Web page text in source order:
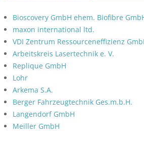
Bioscovery GmbH ehem. Biofibre
maxon international ltd.
VDI Zentrum Ressourceneffizienz
Arbeitskreis Lasertechnik e. V.
Replique GmbH
Lohr
Arkema S.A.
Berger Fahrzeugtechnik Ges.m.b.H.
Langendorf GmbH
Meiller GmbH